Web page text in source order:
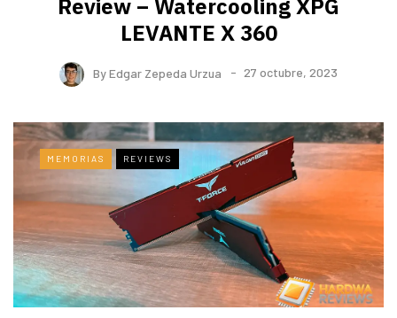
Review – Watercooling XPG
LEVANTE X 360
ByEdgar Zepeda Urzua 27 octubre, 2023
MEMORIAS REVIEWS